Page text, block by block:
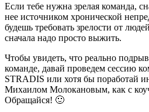
Если тебе нужна зрелая команда,
нее источником хронической
будешь требовать зрелости от
сначала надо просто выжить.
Чтобы увидеть, что реально
команде, давай проведем сессию
STRADIS или хотя бы поработай
Михаилом Молокановым, как с
Обращайся! 🙂